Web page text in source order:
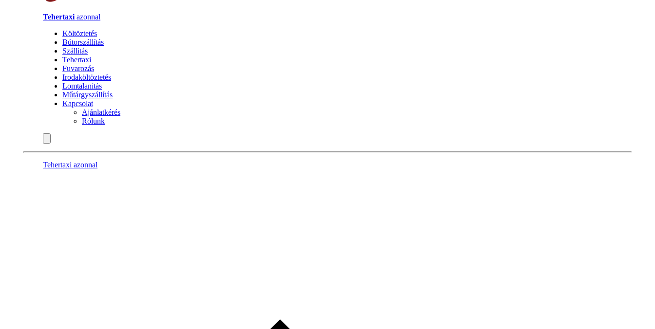
Tehertaxi azonnal
Költöztetés
Bútorszállítás
Szállítás
Tehertaxi
Fuvarozás
Irodaköltöztetés
Lomtalanítás
Műtárgyszállítás
Kapcsolat
Ajánlatkérés
Rólunk
Tehertaxi azonnal